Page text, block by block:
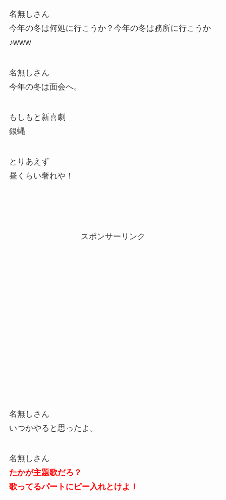
名無しさん
今年の冬は何処に行こうか？今年の冬は務所に行こうか
♪www
名無しさん
今年の冬は面会へ。
もしもと新喜劇
銀蝿
とりあえず
昼くらい奢れや！
スポンサーリンク
名無しさん
いつかやると思ったよ。
名無しさん
たかが主題歌だろ？
歌ってるパートにピー入れとけよ！